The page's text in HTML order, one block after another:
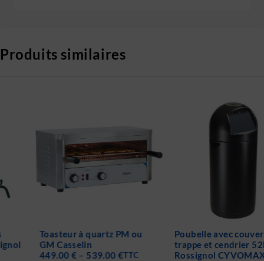
Produits similaires
Toasteur à quartz PM ou
GM Casselin
€–539.00€TTC
Poubelle avec couvercle à
trappe et cendrier 52L
Rossignol CYVOMAX